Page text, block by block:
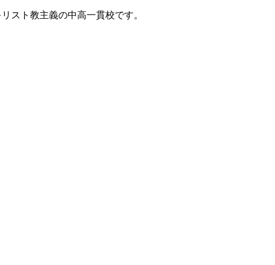
スト教主義の中高一貫校です。